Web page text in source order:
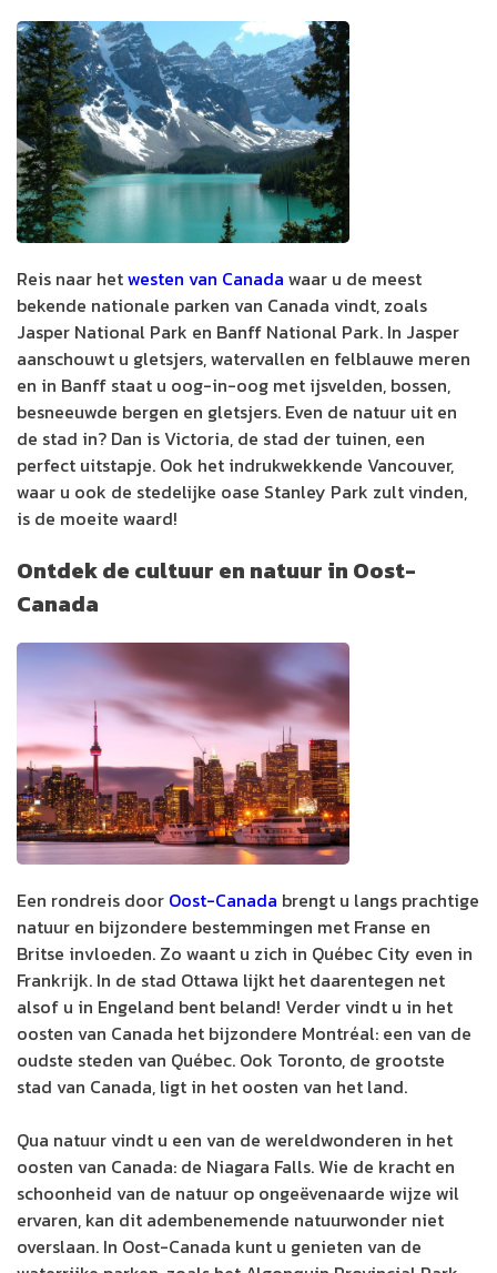
Reis naar hetwesten van Canada waar u de meest
bekende nationale parken van Canada vindt, zoals
Jasper National Park en Banff National Park. In Jasper
aanschouwt u gletsjers, watervallen en felblauwe meren
en in Banff staat u oog-in-oog met ijsvelden, bossen,
besneeuwde bergen en gletsjers. Even de natuur uit en
de stad in? Dan is Victoria, de stad der tuinen, een
perfect uitstapje. Ook het indrukwekkende Vancouver,
waar u ook de stedelijke oase Stanley Park zult vinden,
is de moeite waard!
Ontdek de cultuur en natuur in Oost-
Canada
Een rondreis door Oost-Canada brengt u langs prachtige
natuur en bijzondere bestemmingen met Franse en
Britse invloeden. Zo waant u zich in Québec City even in
Frankrijk. In de stad Ottawa lijkt het daarentegen net
alsof u in Engeland bent beland! Verder vindt u in het
oosten van Canada het bijzondere Montréal: een van de
oudste steden van Québec. Ook Toronto, de grootste
stad van Canada, ligt in het oosten van het land.
Qua natuur vindt u een van de wereldwonderen in het
oosten van Canada: de Niagara Falls. Wie de kracht en
schoonheid van de natuur op ongeëvenaarde wijze wil
ervaren, kan dit adembenemende natuurwonder niet
overslaan. In Oost-Canada kunt u genieten van de